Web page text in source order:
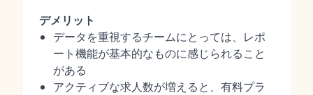
デメリット
データを重視するチームにとっては、レポ
ート機能が基本的なものに感じられること
がある
アクティブな求人数が増えると、有料プラ